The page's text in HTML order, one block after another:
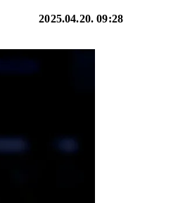
2025.04.20. 09:28